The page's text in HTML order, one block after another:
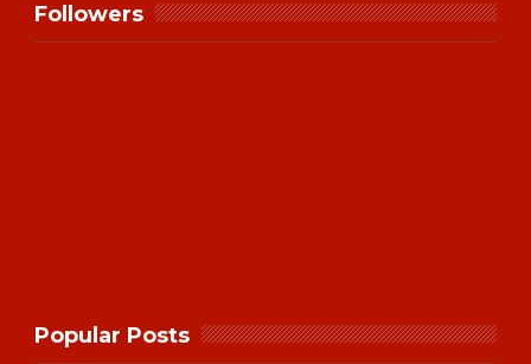
Followers
Popular Posts